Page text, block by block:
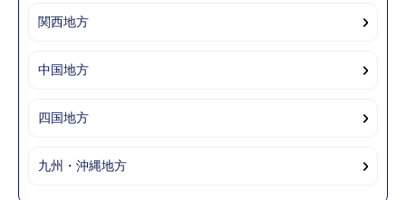
関西地方
中国地方
四国地方
九州・沖縄地方